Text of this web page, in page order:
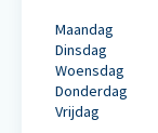
Maandag
Dinsdag
Woensdag
Donderdag
Vrijdag